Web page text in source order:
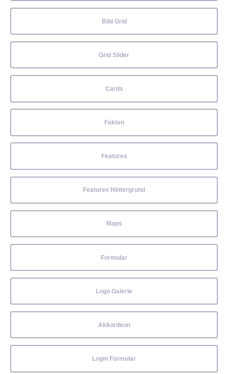
Bild Grid
Grid Slider
Cards
Fakten
Features
Features Hintergrund
Maps
Formular
Logo Galerie
Akkordeon
Login Formular